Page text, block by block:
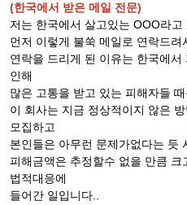
(한국에서 받은 메일 전문)
저는 한국에서 살고있는 OOO라고
먼저 이렇게 불쑥 메일로 연락드려
연락을 드리게 된 이유는 한국에
인해
많은 고통을 받고 있는 피해자들 때
이 회사는 지금 정상적이지 않은
모집하고
본인들은 아무런 문제가없다는 듯
피해금액은 추정할수 없을 만큼
법적대응에
들어간 일입니다..